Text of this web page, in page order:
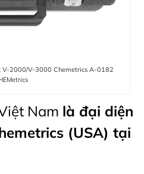
V-2000/V-3000 Chemetrics A-0182
Nam là đại diện
(USA) tại